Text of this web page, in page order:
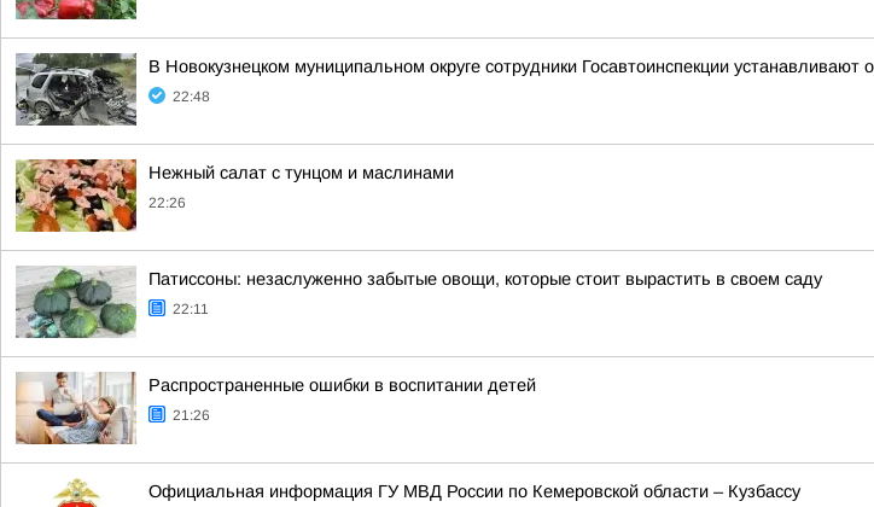
В Новокузнецком муниципальном округе сотрудники Госавтоинспекции
22:48
Нежный салат с тунцом и маслинами
22:26
Патиссоны: незаслуженно забытые овощи, которые стоит вырастить в своем саду
22:11
Распространенные ошибки в воспитании детей
21:26
Официальная информация ГУ МВД России по Кемеровской области – Кузбассу